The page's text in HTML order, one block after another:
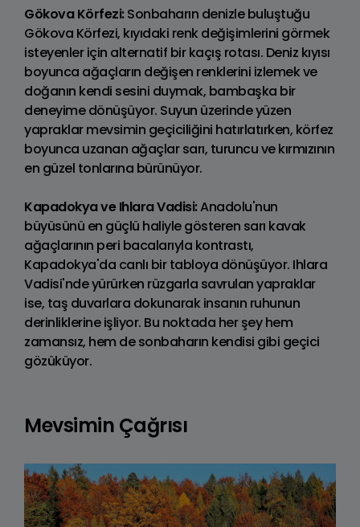
Gökova Körfezi:Sonbaharın denizle buluştuğu
Gökova Körfezi, kıyıdaki renk değişimlerini görmek
isteyenler için alternatif bir kaçış rotası. Deniz kıyısı
boyunca ağaçların değişen renklerini izlemek ve
doğanın kendi sesini duymak, bambaşka bir
deneyime dönüşüyor. Suyun üzerinde yüzen
yapraklar mevsimin geçiciliğini hatırlatırken, körfez
boyunca uzanan ağaçlar sarı, turuncu ve kırmızının
en güzel tonlarına bürünüyor.
Kapadokya ve Ihlara Vadisi:Anadolu'nun
büyüsünü en güçlü haliyle gösteren sarı kavak
ağaçlarının peri bacalarıyla kontrastı,
Kapadokya'da canlı bir tabloya dönüşüyor. Ihlara
Vadisi'nde yürürken rüzgarla savrulan yapraklar
ise, taş duvarlara dokunarak insanın ruhunun
derinliklerine işliyor. Bu noktada her şey hem
zamansız, hem de sonbaharın kendisi gibi geçici
gözüküyor.
Mevsimin Çağrısı